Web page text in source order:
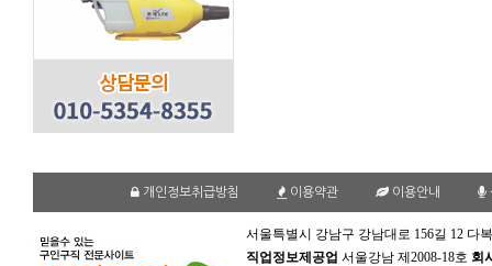
개인정보취급방침 이용약관 이용안내
서울특별시 강남구 강남대로 156길 12 다
직업정보제공업 서울강남 제2008-18호 회